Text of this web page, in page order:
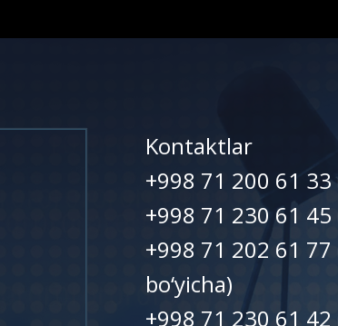
Kontaktlar
+998 71 200 61
+998 71 230 61
+998 71 202 61
bo‘yicha)
+998 71 230 61